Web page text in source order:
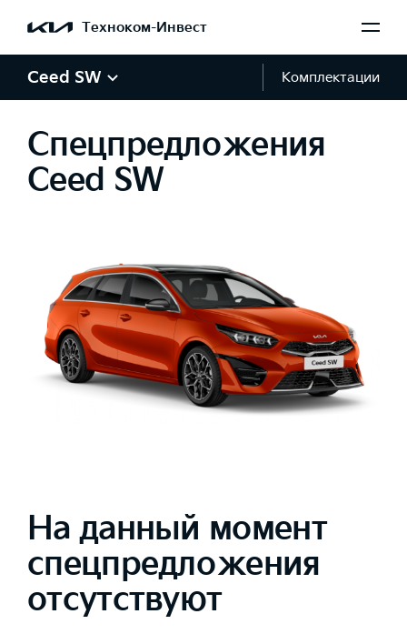
Техноком-Инвест
Ceed SW Комплектации
Спецпредложения
Ceed SW
На данный момент
спецпредложения
отсутствуют